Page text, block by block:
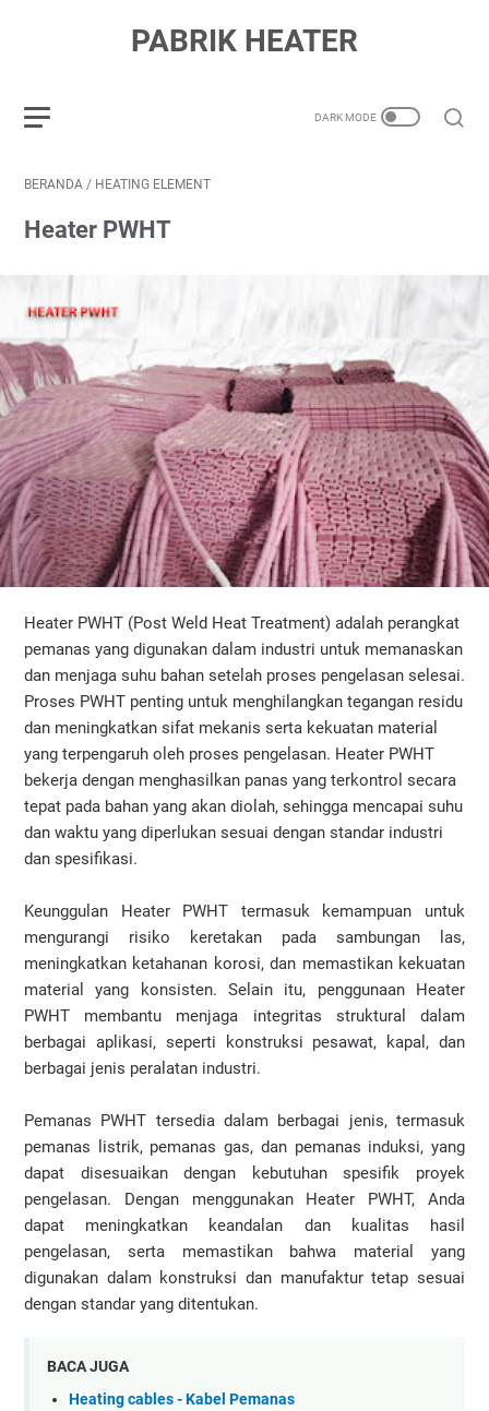
PABRIK HEATER
BERANDA / HEATING ELEMENT
Heater PWHT
Heater PWHT (Post Weld Heat Treatment) adalah perangkat
pemanas yang digunakan dalam industri untuk memanaskan
dan menjaga suhu bahan setelah proses pengelasan selesai.
Proses PWHT penting untuk menghilangkan tegangan residu
dan meningkatkan sifat mekanis serta kekuatan material
yang terpengaruh oleh proses pengelasan. Heater PWHT
bekerja dengan menghasilkan panas yang terkontrol secara
tepat pada bahan yang akan diolah, sehingga mencapai suhu
dan waktu yang diperlukan sesuai dengan standar industri
dan spesifikasi.
Keunggulan Heater PWHT termasuk kemampuan untuk
mengurangi risiko keretakan pada sambungan las,
meningkatkan ketahanan korosi, dan memastikan kekuatan
material yang konsisten. Selain itu, penggunaan Heater
PWHT membantu menjaga integritas struktural dalam
berbagai aplikasi, seperti konstruksi pesawat, kapal, dan
berbagai jenis peralatan industri.
Pemanas PWHT tersedia dalam berbagai jenis, termasuk
pemanas listrik, pemanas gas, dan pemanas induksi, yang
dapat disesuaikan dengan kebutuhan spesifik proyek
pengelasan. Dengan menggunakan Heater PWHT, Anda
dapat meningkatkan keandalan dan kualitas hasil
pengelasan, serta memastikan bahwa material yang
digunakan dalam konstruksi dan manufaktur tetap sesuai
dengan standar yang ditentukan.
BACA JUGA
Heating cables - Kabel Pemanas